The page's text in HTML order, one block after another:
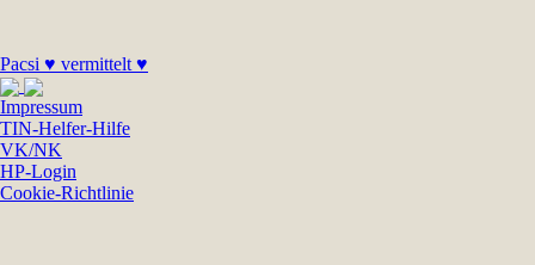
Pacsi ♥ vermittelt ♥
Impressum
TIN-Helfer-Hilfe
VK/NK
HP-Login
Cookie-Richtlinie